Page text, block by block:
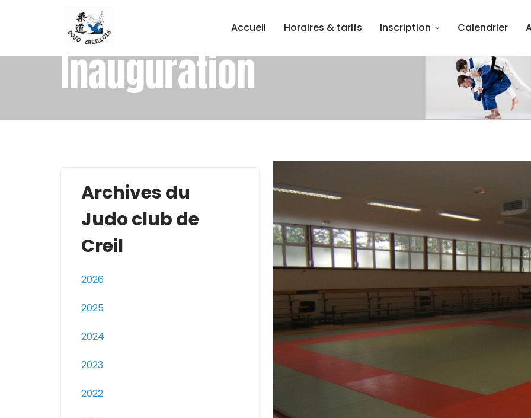
Accueil Horaires & tarifs Inscription Calendrier
Inauguration
Archives du
Judo club de
Creil
2026
2025
2024
2023
2022